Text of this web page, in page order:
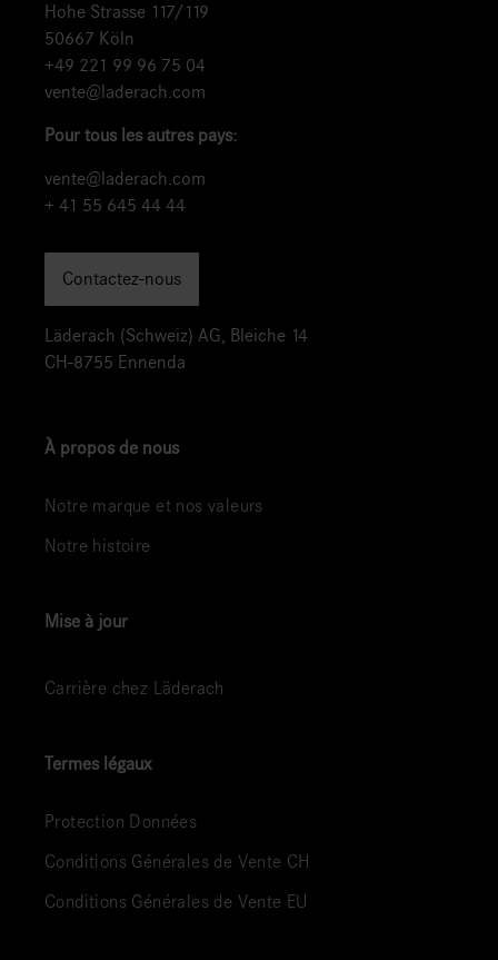
Hohe Strasse 117/119
50667 Köln
+49 221 99 96 75 04
vente@laderach.com
Pour tous les autres pays:
vente@laderach.com
+ 41 55 645 44 44
Contactez-nous
Läderach (Schweiz) AG, Bleiche 14
CH-8755 Ennenda
À propos de nous
Notre marque et nos valeurs
Notre histoire
Mise à jour
Carrière chez Läderach
Termes légaux
Protection Données
Conditions Générales de Vente CH
Conditions Générales de Vente EU